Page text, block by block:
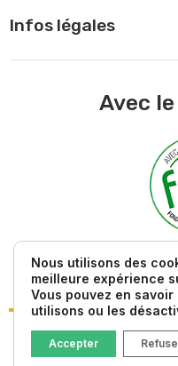
Infos légales
Avec
Nous utilisons des
meilleure expérience
Vous pouvez en
utilisons ou les
Accepter